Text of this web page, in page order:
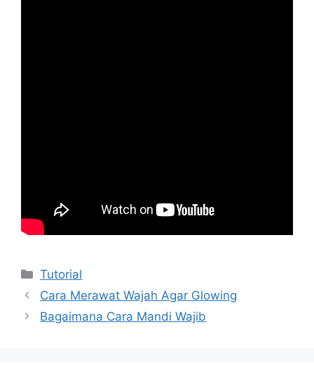
Kategori
Tutorial
Cara Merawat Wajah Agar Glowing
Bagaimana Cara Mandi Wajib